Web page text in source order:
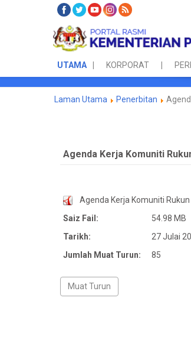
UTAMA KORPORAT
Laman Utama Penerbitan
Agenda Kerja Komuniti
Agenda Kerja Komuniti
Saiz Fail:
54.98 MB
Tarikh:
27 Julai
Jumlah Muat Turun:
85